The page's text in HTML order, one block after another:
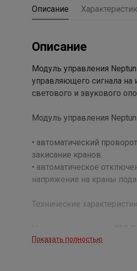
Описание
Описание
Модуль управления
управляющего сигнала на
светового и звукового
Модуль управления
• автоматический
закисание кранов.
• автоматическое
напряжение на краны
Технические
Максимальный ток
Показать полностью